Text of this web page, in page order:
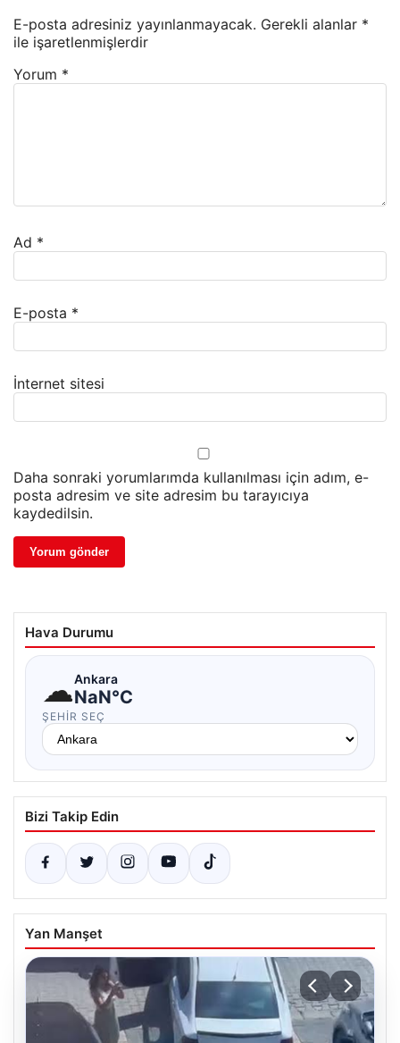
E-posta adresiniz yayınlanmayacak. Gerekli alanlar *
ile işaretlenmişlerdir
Yorum *
Ad *
E-posta *
İnternet sitesi
Daha sonraki yorumlarımda kullanılması için adım, e-
posta adresim ve site adresim bu tarayıcıya
kaydedilsin.
Hava Durumu
☁Ankara
NaN°C
ŞEHIR SEÇ
Bizi Takip Edin
Yan Manşet